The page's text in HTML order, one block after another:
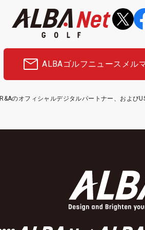
ALBAゴルフニュース メル
のオフィシャルデジタルパートナー、および